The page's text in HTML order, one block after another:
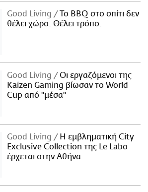
Good Living
Το BBQ στο σπίτι δεν
θέλει χώρο. Θέλει τρόπο.
Good Living
Οι εργαζόμενοι της
Kaizen Gaming βίωσαν το World
Cup από "μέσα"
Good Living
Η εμβληματική City
Exclusive Collection της Le Labo
έρχεται στην Αθήνα